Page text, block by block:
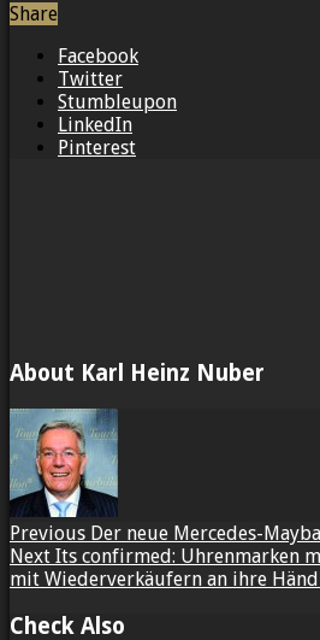
Share
Facebook
Twitter
Stumbleupon
LinkedIn
Pinterest
About Karl Heinz Nuber
Previous Der neue Mercedes-
Next Its confirmed: Uhrenmarken
mit Wiederverkäufern an ihre
Check Also